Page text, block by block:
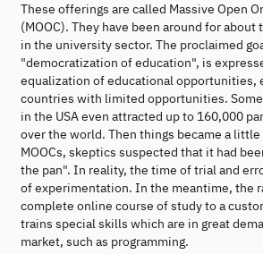
These offerings are called Massive Open
(MOOC). They have been around for
in the university sector. The proclaimed
"democratization of education", is
equalization of educational opportunities,
countries with limited opportunities.
in the USA even attracted up to 160,000
over the world. Then things became a
MOOCs, skeptics suspected that it had
the pan". In reality, the time of trial and
of experimentation. In the meantime, the
complete online course of study to a
trains special skills which are in great
market, such as programming.